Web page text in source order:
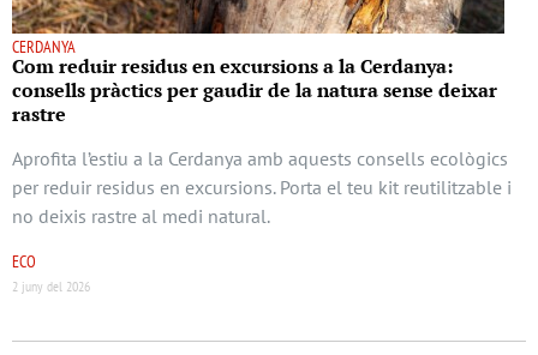
CERDANYA
Com reduir residus en excursions a la Cerdanya:
consells pràctics per gaudir de la natura sense deixar
rastre
Aprofita l’estiu a la Cerdanya amb aquests consells ecològics
per reduir residus en excursions. Porta el teu kit reutilitzable i
no deixis rastre al medi natural.
ECO
2 juny del 2026